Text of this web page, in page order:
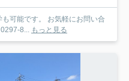
気軽にお問い合
】 0297-8... もっと見る